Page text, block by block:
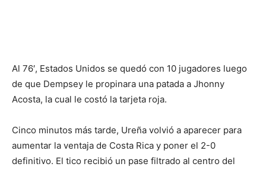
Al 76′, Estados Unidos se quedó con 10 jugadores luego
de que Dempsey le propinara una patada a Jhonny
Acosta, la cual le costó la tarjeta roja.
Cinco minutos más tarde, Ureña volvió a aparecer para
aumentar la ventaja de Costa Rica y poner el 2-0
definitivo. El tico recibió un pase filtrado al centro del